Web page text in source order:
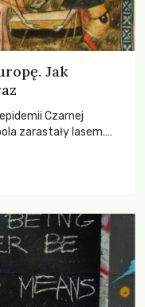
Jak
Czarnej
zarastały lasem.